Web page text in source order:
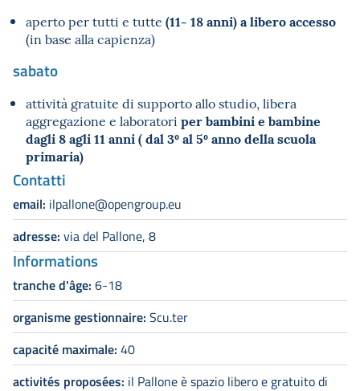
aperto per tutti e tutte (11- 18 anni) a libero accesso
(in base alla capienza)
sabato
attività gratuite di supporto allo studio, libera
aggregazione e laboratori per bambini e bambine
dagli 8 agli 11 anni ( dal 3º al 5º anno della scuola
primaria)
Contatti
email: ilpallone@opengroup.eu
adresse: via del Pallone, 8
Informations
tranche d'âge: 6-18
organisme gestionnaire: Scu.ter
capacité maximale: 40
activités proposées: il Pallone è spazio libero e gratuito di